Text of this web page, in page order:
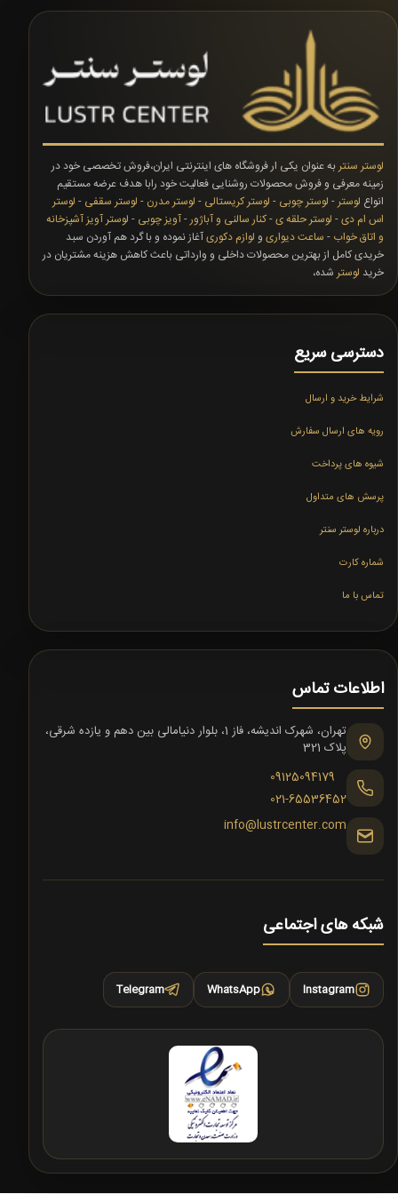
لوستر سنتر به عنوان یکی ار فروشگاه های اینترنتی ایران،فروش تخصصی خود در
زمینه معرفی و فروش محصولات روشنایی فعالیت خود رابا هدف عرضه مستقیم
انواع لوستر - لوستر چوبی - لوستر کریستالی - لوستر مدرن - لوستر سقفی - لوستر
اس ام دی- لوستر حلقه ی-کنار سالنی و آباژور-آویز چوبی - لوستر آویز آشپزخانه
و اتاق خواب - ساعت دیواری و لوازم دکوریآغاز نموده و با گرد هم آوردن سبد
خریدی کامل از بهترین محصولات داخلی و وارداتی باعث کاهش هزینه مشتریان در
خرید لوستر شده،
دسترسی سریع
شرایط خرید و ارسال
رویه های ارسال سفارش
شیوه های پرداخت
پرسش های متداول
درباره لوستر سنتر
شماره کارت
تماس با ما
اطلاعات تماس
تهران، شهرک اندیشه، فاز 1، بلوار دنیامالی بین دهم و یازده شرقی،
پلاک 321
09125094179
021-65536452
info@lustrcenter.com
شبکه های اجتماعی
Instagram
WhatsApp
Telegram